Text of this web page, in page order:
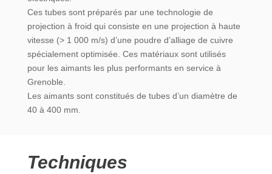
Ces tubes sont préparés par une technologie de
projection à froid qui consiste en une projection à haute
vitesse (> 1 000 m/s) d’une poudre d’alliage de cuivre
spécialement optimisée. Ces matériaux sont utilisés
pour les aimants les plus performants en service à
Grenoble.
Les aimants sont constitués de tubes d’un diamètre de
40 à 400 mm.
Techniques